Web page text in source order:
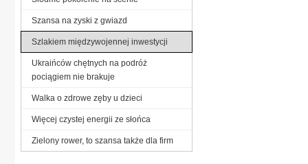
Szansa na zyski z gwiazd
Szlakiem międzywojennej inwestycji
Ukraińców chętnych na podróż
pociągiem nie brakuje
Walka o zdrowe zęby u dzieci
Więcej czystej energii ze słońca
Zielony rower, to szansa także dla firm